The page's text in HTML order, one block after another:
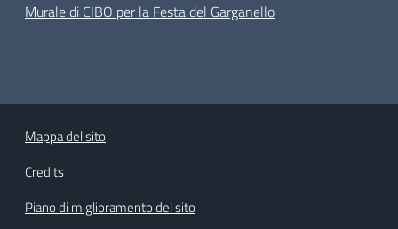
Murale di CIBO per la Festa del Garganello
Mappa del sito
Credits
Piano di miglioramento del sito